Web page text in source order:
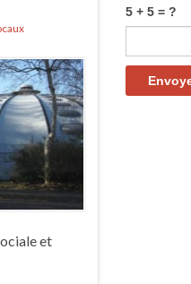
et
5 + 5 = ?